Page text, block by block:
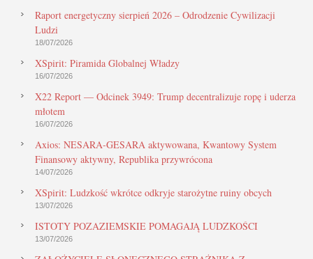
Raport energetyczny sierpień 2026 – Odrodzenie Cywilizacji
Ludzi
18/07/2026
XSpirit: Piramida Globalnej Władzy
16/07/2026
X22 Report — Odcinek 3949: Trump decentralizuje ropę i uderza
młotem
16/07/2026
Axios: NESARA-GESARA aktywowana, Kwantowy System
Finansowy aktywny, Republika przywrócona
14/07/2026
XSpirit: Ludzkość wkrótce odkryje starożytne ruiny obcych
13/07/2026
ISTOTY POZAZIEMSKIE POMAGAJĄ LUDZKOŚCI
13/07/2026